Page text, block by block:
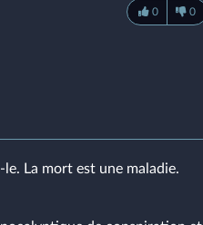
0 0
La mort est une maladie.